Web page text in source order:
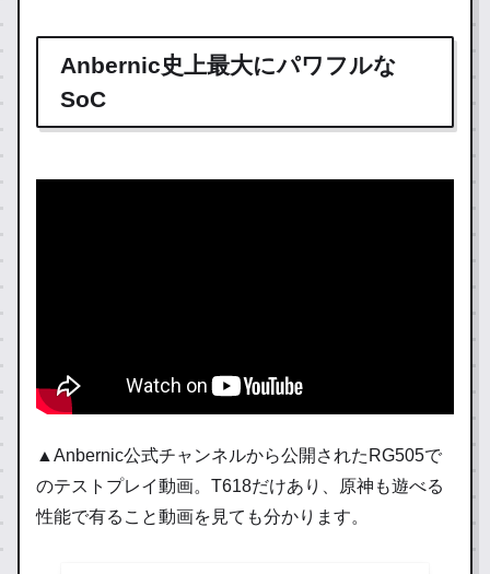
Anbernic史上最大にパワフルな
SoC
▲Anbernic公式チャンネルから公開されたRG505で
のテストプレイ動画。T618だけあり、原神も遊べる
性能で有ること動画を見ても分かります。